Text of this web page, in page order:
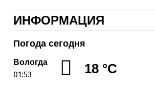
6.08.2026 14:31 Робот Макс на
поможет вологжанам оформить
на первоклассника
6.08.2026 14:00 Вологодская область
подтвердила курс на полное
обеспечение лесовосстановления
ИНФОРМАЦИЯ
Погода сегодня
Вологда
01:53 18 °C